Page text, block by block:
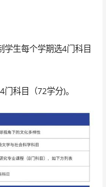
学生每个学期选4门科目
科目（72学分)。